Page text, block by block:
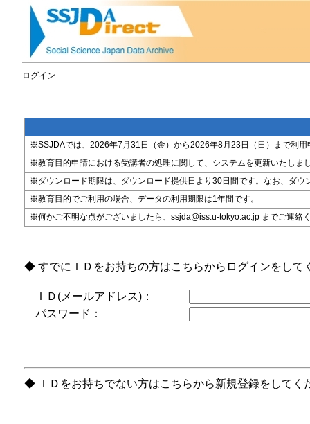
ログイン
※SSJDAでは、2026年7月31日（金）から2026年8月23日（日）まで利
※教育目的申請における受講者の処理に関して、システムを更新いたしま
※ダウンロード期限は、ダウンロード提供日より30日間です。なお、ダ
※教育目的でご利用の場合、データの利用期限は1年間です。
※何かご不明な点がございましたら、ssjda@iss.u-tokyo.ac.jp までご連絡
◆ すでにＩＤをお持ちの方はこちらからログインをして
ＩＤ(メールアドレス)：
パスワード：
◆ ＩＤをお持ちでない方はこちらから新規登録をしてく